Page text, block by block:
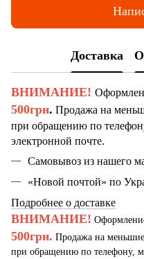
Доставка
ВНИМАНИЕ!
500грн. Продажа на
при обращению по
электронной почте.
Самовывоз из нашего
«Новой почтой» по
Подробнее о доставке
ВНИМАНИЕ!
500грн. Продажа на
при обращению по телефону,